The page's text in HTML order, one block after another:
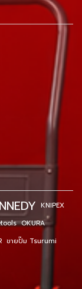
KNIPEX
OKURA
ขายปั๊ม Tsurumi